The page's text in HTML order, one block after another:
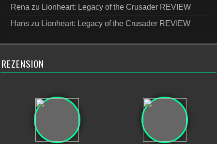
Rena zu Lionheart: Legacy of the Crusader REVIEW
Hans zu Lionheart: Legacy of the Crusader REVIEW
REZENSION